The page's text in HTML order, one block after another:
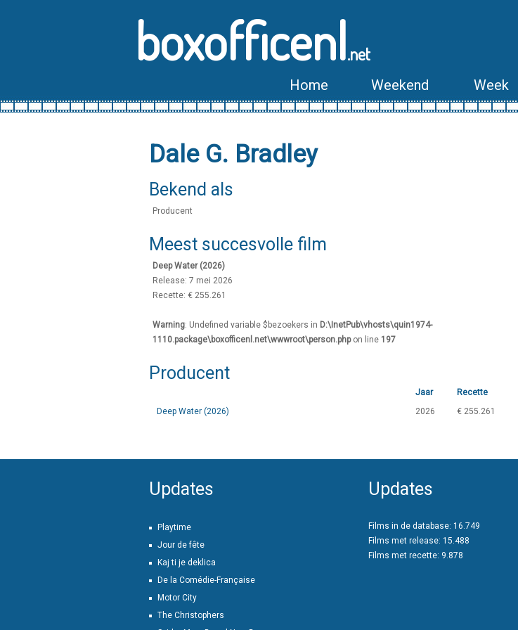
boxofficenl.net
Home Weekend Week
Dale G. Bradley
Bekend als
Producent
Meest succesvolle film
Deep Water (2026)
Release: 7 mei 2026
Recette: € 255.261
Warning: Undefined variable $bezoekers in D:\InetPub\vhosts\quin1974-
1110.package\boxofficenl.net\wwwroot\person.phpon line 197
Producent
Jaar Recette
Deep Water (2026)
2026 € 255.261
Updates
Playtime
Jour de fête
Kaj ti je deklica
De la Comédie-Française
Motor City
The Christophers
Updates
Films in de database: 16.749
Films met release: 15.488
Films met recette: 9.878